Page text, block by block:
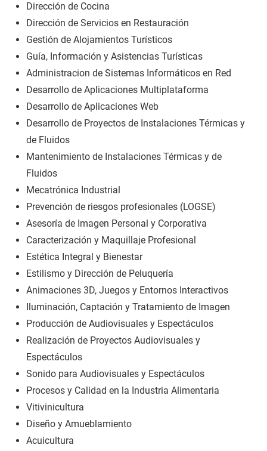
Dirección de Cocina
Dirección de Servicios en Restauración
Gestión de Alojamientos Turísticos
Guía, Información y Asistencias Turísticas
Administracion de Sistemas Informáticos en Red
Desarrollo de Aplicaciones Multiplataforma
Desarrollo de Aplicaciones Web
Desarrollo de Proyectos de Instalaciones Térmicas y
de Fluidos
Mantenimiento de Instalaciones Térmicas y de
Fluidos
Mecatrónica Industrial
Prevención de riesgos profesionales (LOGSE)
Asesoría de Imagen Personal y Corporativa
Caracterización y Maquillaje Profesional
Estética Integral y Bienestar
Estilismo y Dirección de Peluquería
Animaciones 3D, Juegos y Entornos Interactivos
Iluminación, Captación y Tratamiento de Imagen
Producción de Audiovisuales y Espectáculos
Realización de Proyectos Audiovisuales y
Espectáculos
Sonido para Audiovisuales y Espectáculos
Procesos y Calidad en la Industria Alimentaria
Vitivinicultura
Diseño y Amueblamiento
Acuicultura